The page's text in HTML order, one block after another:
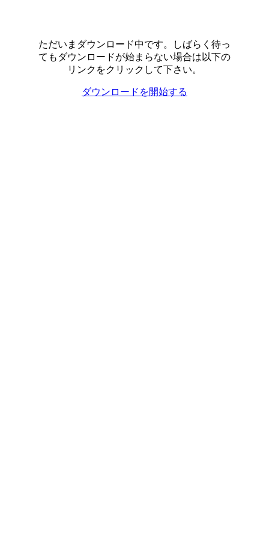
ただいまダウンロード中です。しばらく待っ
てもダウンロードが始まらない場合は以下の
リンクをクリックして下さい。
ダウンロードを開始する